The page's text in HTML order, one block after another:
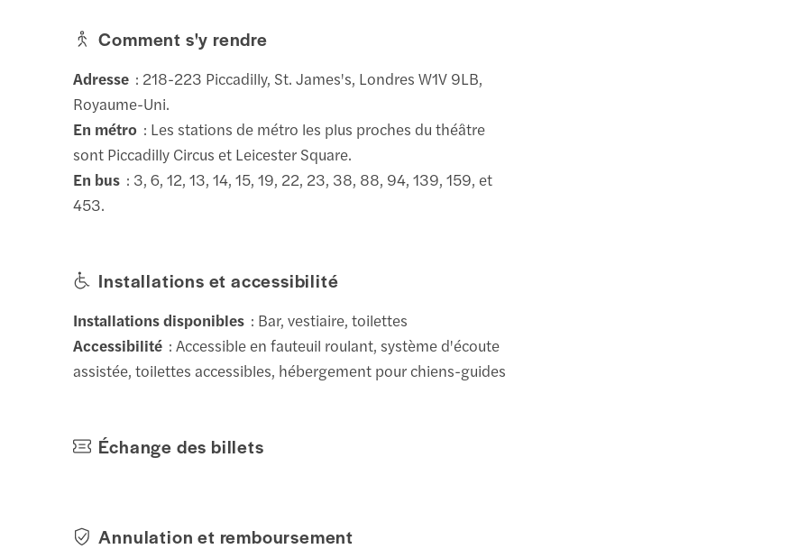
Comment s'y rendre
Adresse : 218-223 Piccadilly, St. James's, Londres W1V 9LB,
Royaume-Uni.
En métro : Les stations de métro les plus proches du théâtre
sont Piccadilly Circus et Leicester Square.
En bus : 3, 6, 12, 13, 14, 15, 19, 22, 23, 38, 88, 94, 139, 159, et
453.
Installations et accessibilité
Installations disponibles : Bar, vestiaire, toilettes
Accessibilité : Accessible en fauteuil roulant, système d'écoute
assistée, toilettes accessibles, hébergement pour chiens-guides
Échange des billets
Annulation et remboursement